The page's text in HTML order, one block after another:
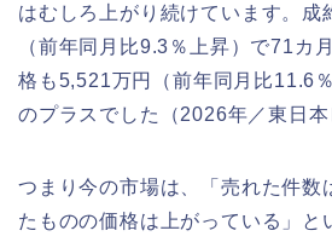
はむしろ上がり続けています。成
（前年同月比9.3％上昇）で71カ
格も5,521万円（前年同月比11.6
のプラスでした（2026年／東日本
つまり今の市場は、「売れた件数
たものの価格は上がっている」と